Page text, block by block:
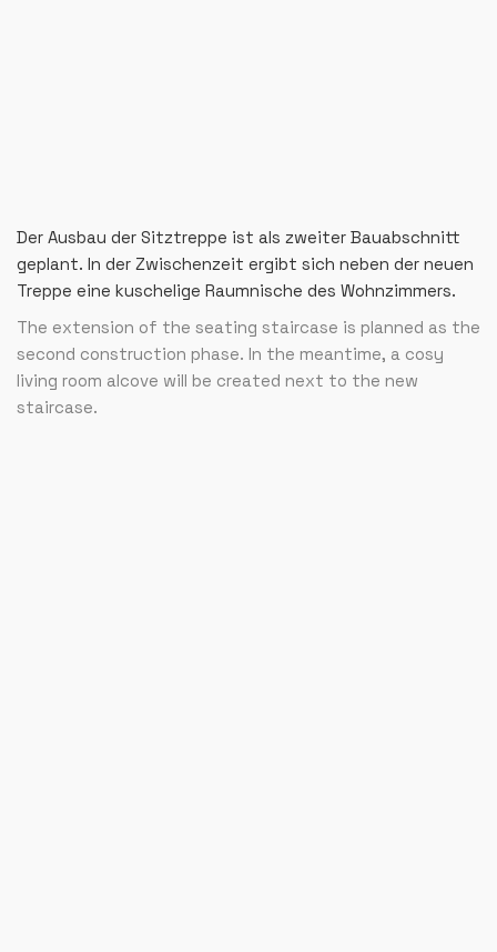
Der Ausbau der Sitztreppe ist als zweiter Bauabschnitt
geplant. In der Zwischenzeit ergibt sich neben der neuen
Treppe eine kuschelige Raumnische des Wohnzimmers.
The extension of the seating staircase is planned as the
second construction phase. In the meantime, a cosy
living room alcove will be created next to the new
staircase.